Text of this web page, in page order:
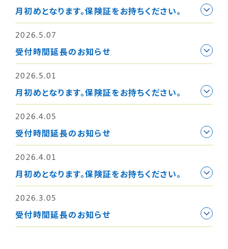
月初めとなります。保険証をお持ちください。
2026.5.07
受付時間延長のお知らせ
2026.5.01
月初めとなります。保険証をお持ちください。
2026.4.05
受付時間延長のお知らせ
2026.4.01
月初めとなります。保険証をお持ちください。
2026.3.05
受付時間延長のお知らせ